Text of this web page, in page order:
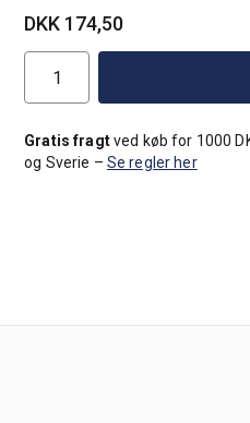
DKK 174,50
Gratis fragtved køb for 1000
og Sverie – Se regler her